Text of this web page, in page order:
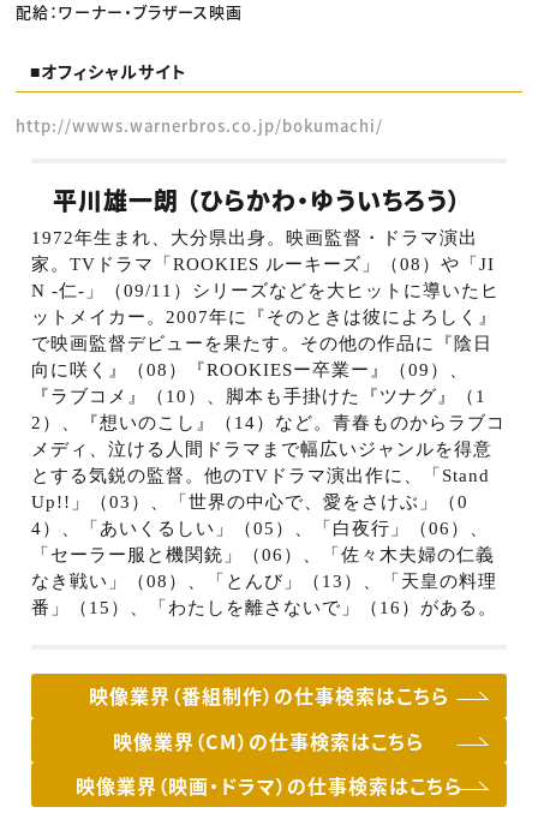
配給：ワーナー・ブラザース映画
■オフィシャルサイト
http://wwws.warnerbros.co.jp/bokumachi/
平川雄一朗 （ひらかわ・ゆういちろう）
1972年生まれ、大分県出身。映画監督・ドラマ演出
家。TV ドラマ「ROOKIES ルーキーズ」（08 ）や「JI
N -仁- 」（09/11 ）シリーズなどを大ヒットに導いたヒ
ットメイカー。 2007年に『そのときは彼によろしく』
で映画監督デビューを果たす。その他の作品に『陰日
向に咲く』（08 ）『ROOKIESー卒業ー』（09 ）、
『ラブコメ』（ 10 ）、脚本も手掛けた『ツナグ』（ 1
2 ）、『想いのこし』（ 14）など。青春ものからラブコ
メディ、泣ける人間ドラマまで幅広いジャンルを得意
とする気鋭の監督。他のTV ドラマ演出作に、「 Stand
Up!! 」（03 ）、「世界の中心で、愛をさけぶ」（0
4）、「あいくるしい」（05 ）、「白夜行」（06 ）、
「セーラー服と機関銃」（06 ）、「佐々木夫婦の仁義
なき戦い」（08 ）、「とんび」（ 13 ）、「天皇の料理
番」（ 15 ）、「わたしを離さないで」（ 16 ）がある。
映像業界（番組制作）の仕事検索はこちら
映像業界（CM）の仕事検索はこちら
映像業界（映画・ドラマ）の仕事検索はこちら